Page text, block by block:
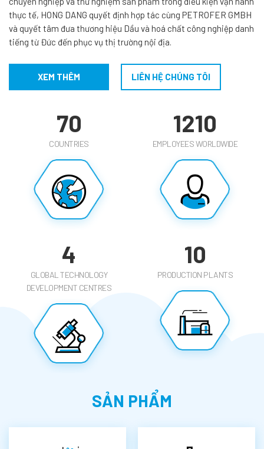
thực tế, HONG DANG quyết định hợp tác cùng PETROFER GMBH
và quyết tâm đưa thương hiệu Dầu và hoá chất công nghiệp danh
tiếng từ Đức đến phục vụ thị trường nội địa.
XEM THÊM LIÊN HỆ CHÚNG TÔI
70
COUNTRIES
1210
EMPLOYEES WORLDWIDE
4
GLOBAL TECHNOLOGY
DEVELOPMENT CENTRES
10
PRODUCTION PLANTS
SẢN PHẨM